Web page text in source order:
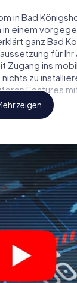
in Bad
in einem
ganz Bad
für
ins
zu
Features
jedoch nicht
i.
Escape
Sie Bad
zeigen